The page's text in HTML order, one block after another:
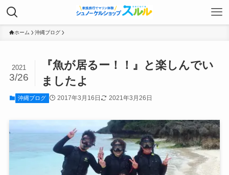
ホーム 沖縄ブログ
『魚が居るー！！』と楽しんでい
ましたよ
2021
3/26
沖縄ブログ 2017年3月16日 2021年3月26日